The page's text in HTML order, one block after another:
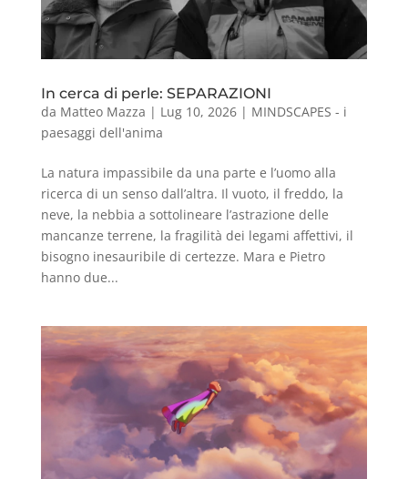
In cerca di perle: SEPARAZIONI
da Matteo Mazza | Lug 10, 2026| MINDSCAPES - i
paesaggi dell'anima
La natura impassibile da una parte e l’uomo alla
ricerca di un senso dall’altra. Il vuoto, il freddo, la
neve, la nebbia a sottolineare l’astrazione delle
mancanze terrene, la fragilità dei legami affettivi, il
bisogno inesauribile di certezze. Mara e Pietro
hanno due...